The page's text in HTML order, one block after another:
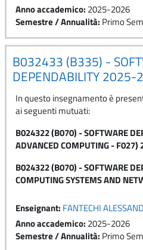
Anno accademico: 2025-2026
Semestre / Annualità: Primo
B032433 (B335) -
DEPENDABILITY 2025-
In questo insegnamento è
ai seguenti mutuati:
B024322 (B070) - SOFTWARE
ADVANCED COMPUTING -
B024322 (B070) - SOFTWARE
COMPUTING SYSTEMS AND
Enseignant: FANTECHI
Anno accademico: 2025-2026
Semestre / Annualità: Primo